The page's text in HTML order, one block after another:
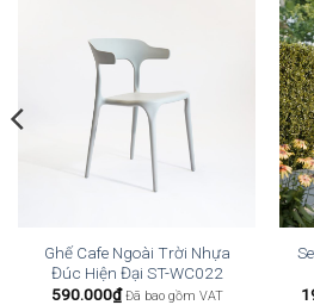
Ghế Cafe Ngoài Trời Nhựa
Đúc Hiện Đại ST-WC022
590.000₫ Đã bao gồm VAT